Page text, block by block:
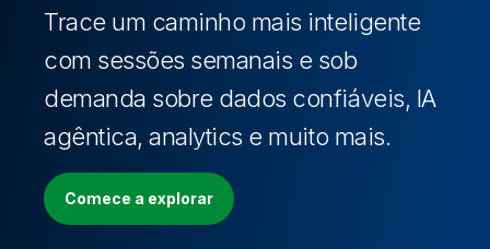
Trace um caminho mais inteligente
com sessões semanais e sob
demanda sobre dados confiáveis, IA
agêntica, analytics e muito mais.
Comece a explorar